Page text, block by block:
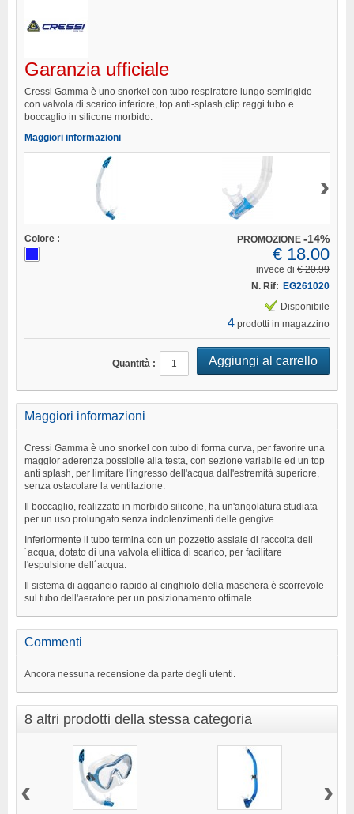
Garanzia ufficiale
Cressi Gamma è uno snorkel con tubo respiratore lungo semirigido
con valvola di scarico inferiore, top anti-splash,clip reggi tubo e
boccaglio in silicone morbido.
Maggiori informazioni
›
Colore : PROMOZIONE -14%
€ 18.00
invece di € 20.99
N. Rif: EG261020
Disponibile
4 prodotti in magazzino
Quantità :
Maggiori informazioni
Cressi Gamma è uno snorkel con tubo di forma curva, per favorire una
maggior aderenza possibile alla testa, con sezione variabile ed un top
anti splash, per limitare l'ingresso dell'acqua dall'estremità superiore,
senza ostacolare la ventilazione.
Il boccaglio, realizzato in morbido silicone, ha un'angolatura studiata
per un uso prolungato senza indolenzimenti delle gengive.
Inferiormente il tubo termina con un pozzetto assiale di raccolta dell
´acqua, dotato di una valvola ellittica di scarico, per facilitare
l'espulsione dell´acqua.
Il sistema di aggancio rapido al cinghiolo della maschera è scorrevole
sul tubo dell'aeratore per un posizionamento ottimale.
Commenti
Ancora nessuna recensione da parte degli utenti.
8 altri prodotti della stessa categoria
‹ ›